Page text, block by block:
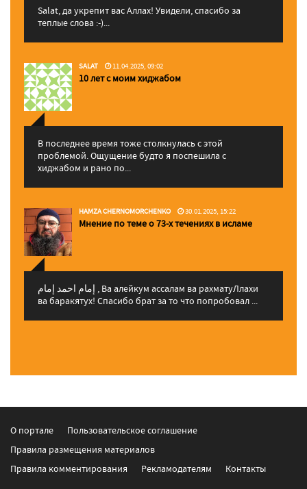
Salat, да укрепит вас Аллаx! Увидели, спасибо за
теплые слова :-)...
SALAT 11.04.2025, 09:02
10 лет с моим хиджабом
В последнее время тоже столкнулась с этой
проблемой. Ощущение будто я поспешила с
хиджабом и рано по...
HAMZA CHERNOMORCHENKO 30.01.2025, 15:22
Мнение по теме о 73-х течениях в исламе
إمام احمد إمام , Ва алейкум ассалам ва рахматуЛлахи
ва баракятух! Спасибо брат за то что попробовал ...
О портале
Пользовательское соглашение
Правила размещения материалов
Правила комментирования
Рекламодателям Контакты